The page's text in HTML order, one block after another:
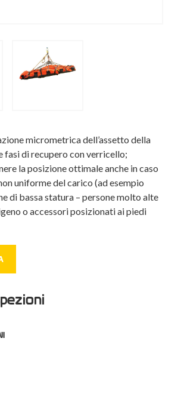
micrometrica dell’assetto della
fasi di recupero con verricello;
la posizione ottimale anche in caso
uniforme del carico (ad esempio
di bassa statura – persone molto alte
o accessori posizionati ai piedi